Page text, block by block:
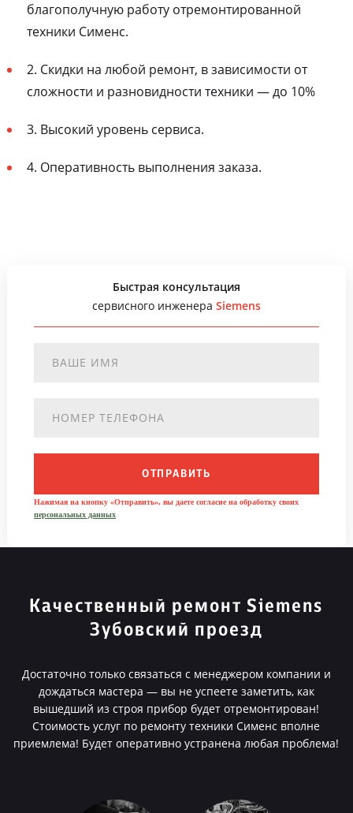
благополучную работу отремонтированной
техники Сименс.
2. Скидки на любой ремонт, в зависимости от
сложности и разновидности техники — до 10%
3. Высокий уровень сервиса.
4. Оперативность выполнения заказа.
Быстрая консультация
сервисного инженера Siemens
ОТПРАВИТЬ
Нажимая на кнопку «Отправить», вы даете согласие на обработку своих
персональных данных
Качественный ремонт Siemens
Зубовский проезд
Достаточно только связаться с менеджером компании и
дождаться мастера — вы не успеете заметить, как
вышедший из строя прибор будет отремонтирован!
Стоимость услуг по ремонту техники Сименс вполне
приемлема! Будет оперативно устранена любая проблема!